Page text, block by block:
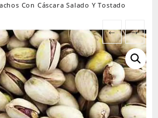
Con Cáscara Salado Y Tostado
← →